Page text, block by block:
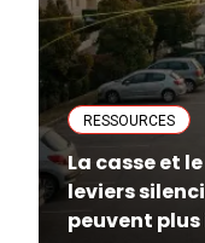
RESSOURCES
La casse et
leviers
peuvent plus